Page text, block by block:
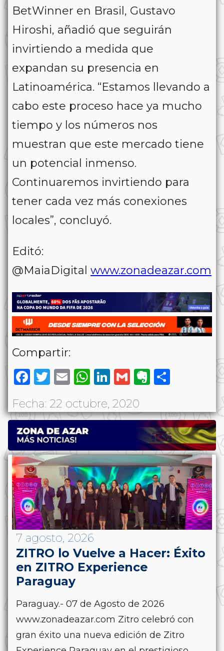
BetWinner en Brasil, Gustavo
Hiroshi, añadió que seguirán
invirtiendo a medida que
expandan su presencia en
Latinoamérica. “Estamos llevando a
cabo este proceso hace ya mucho
tiempo y los números nos
muestran que este mercado tiene
un potencial inmenso.
Continuaremos invirtiendo para
tener cada vez más conexiones
locales”, concluyó.
Editó:
@MaiaDigital www.zonadeazar.com
Compartir:
Facebook
Twitter
EmailWhatsApp
LinkedIn
GmailEvernote
Fecha: 22 octubre, 2020
7 agosto, 2026
ZITRO lo Vuelve a Hacer: Éxito
en ZITRO Experience
Paraguay
Paraguay.- 07 de Agosto de 2026
www.zonadeazar.com Zitro celebró con
gran éxito una nueva edición de Zitro